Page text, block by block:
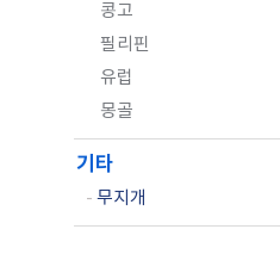
콩고
필리핀
유럽
몽골
기타
- 무지개